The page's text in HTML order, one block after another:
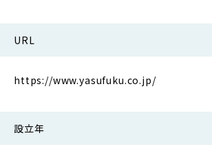
URL
https://www.yasufuku.co.jp/
設立年